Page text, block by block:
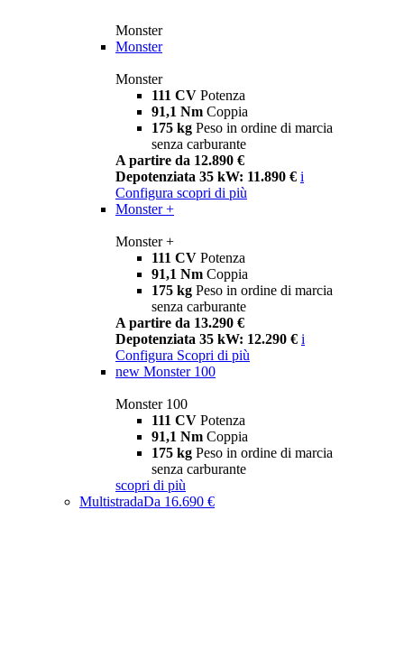
Monster
Monster
Monster
111 CV Potenza
91,1 Nm Coppia
175 kg Peso in ordine di marcia
senza carburante
A partire da 12.890 €
Depotenziata 35 kW: 11.890 € i
Configura scopri di più
Monster +
Monster +
111 CV Potenza
91,1 Nm Coppia
175 kg Peso in ordine di marcia
senza carburante
A partire da 13.290 €
Depotenziata 35 kW: 12.290 € i
Configura Scopri di più
new Monster 100
Monster 100
111 CV Potenza
91,1 Nm Coppia
175 kg Peso in ordine di marcia
senza carburante
scopri di più
MultistradaDa 16.690 €